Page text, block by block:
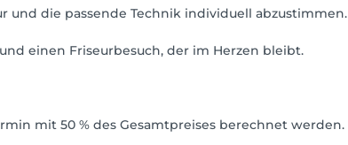
und die passende Technik individuell abzustimmen.
einen Friseurbesuch, der im Herzen bleibt.
mit 50 % des Gesamtpreises berechnet werden.